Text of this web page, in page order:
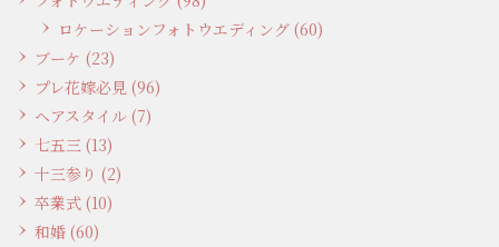
ロケーションフォトウエディング (60)
ブーケ (23)
プレ花嫁必見 (96)
ヘアスタイル (7)
七五三 (13)
十三参り (2)
卒業式 (10)
和婚 (60)